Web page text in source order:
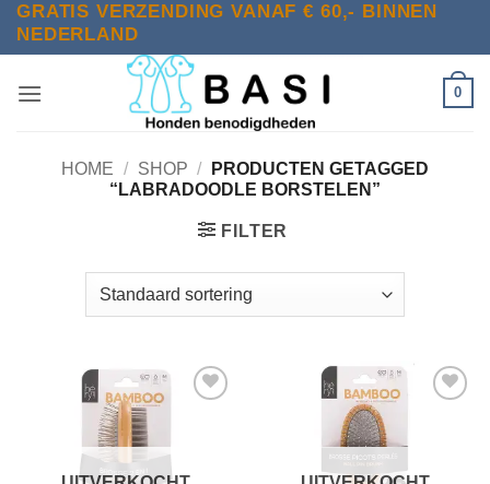
Ga
naar
GRATIS VERZENDING VANAF € 60,- BINNEN
NEDERLAND
0
HOME / SHOP /
PRODUCTEN GETAGGED
“LABRADOODLE BORSTELEN”
FILTER
verlanglijst
verlanglijst